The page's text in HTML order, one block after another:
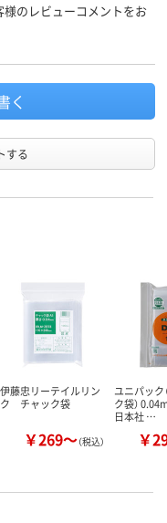
のレビューコメントをお
く
する
伊藤忠リーテイルリン
ク チャック袋
￥269～（税込）
ユニパック
ク袋）
日本社 …
￥